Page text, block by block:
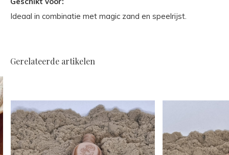
Ideaal in combinatie met magic zand en speelrijst.
Gerelateerde artikelen